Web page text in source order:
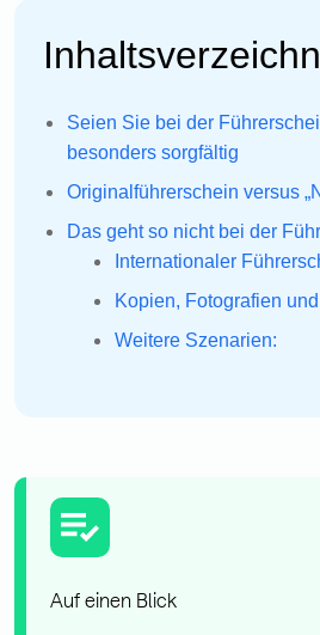
Seien Sie bei der
besonders sorgfältig
Originalführerschein versus
Das geht so nicht bei der
Internationaler
Kopien, Fotografien
Weitere Szenarien:
Auf einen Blick